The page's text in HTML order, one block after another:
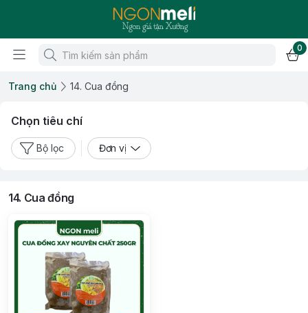
0
Trang chủ 14. Cua đồng
Chọn tiêu chí
Bộ lọc Đơn vị
14. Cua đồng